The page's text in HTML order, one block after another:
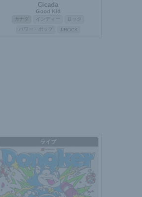
Cicada
Good Kid
カナダ インディー
ロック
パワー・ポップ
J-ROCK
ライブ